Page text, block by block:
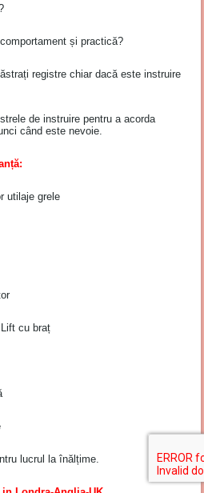
și practică?
registre chiar dacă este instruire
de instruire pentru a acorda
când este nevoie.
utilaje grele
cu braț
lucrul la înălțime.